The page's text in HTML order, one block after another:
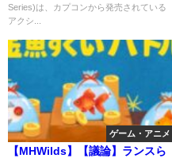
Series)は、カプコンから発売されている
アクシ...
ゲーム・アニメ
【MHWilds】【議論】ランスら